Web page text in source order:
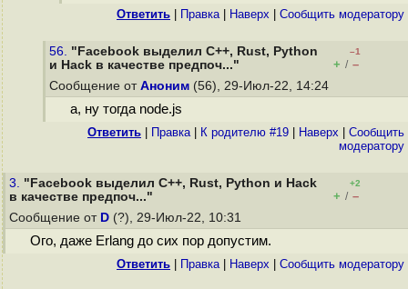
Ответить Правка| Наверх Cообщить модератору
56. "Facebook выделил C++, Rust, Python
и Hack в качестве предпоч..."
–1
+ / –
Сообщение от Аноним (56), 29-Июл-22, 14:24
а, ну тогда node.js
Ответить Правка| К родителю #19 Наверх
Cообщить
модератору
3. "Facebook выделил C++, Rust, Python и Hack
в качестве предпоч..."
+2
+ / –
Сообщение от D (?), 29-Июл-22, 10:31
Ого, даже Erlang до сих пор допустим.
Ответить Правка| Наверх Cообщить модератору